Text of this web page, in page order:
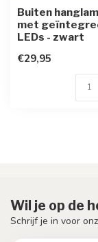
Buiten
met
LEDs - zwart
€29,95
Wil je op de
Schrijf je in voor